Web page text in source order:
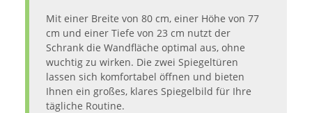
Mit einer Breite von 80 cm, einer Höhe von 77
cm und einer Tiefe von 23 cm nutzt der
Schrank die Wandfläche optimal aus, ohne
wuchtig zu wirken. Die zwei Spiegeltüren
lassen sich komfortabel öffnen und bieten
Ihnen ein großes, klares Spiegelbild für Ihre
tägliche Routine.